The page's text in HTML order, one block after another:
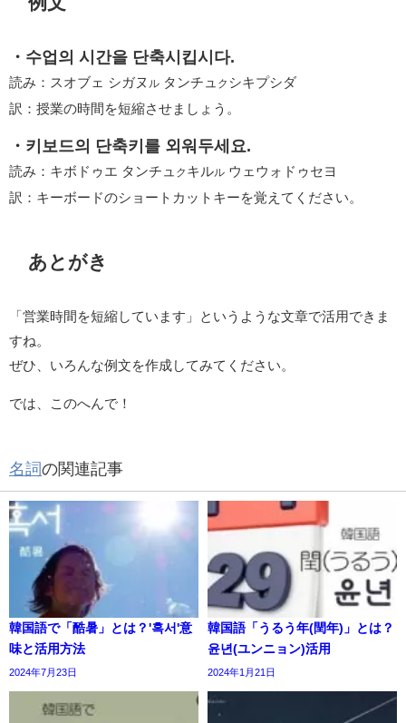
・수업의 시간을 단축시킵시다.
読み：スオブェ シガヌ ル タンチュ ク シキプシダ
訳：授業の時間を短縮させましょう。
・키보드의 단축키를 외워두세요.
読み：キボドゥエ タンチュ ク キルル ウェウォドゥセヨ
訳：キーボードのショートカットキーを覚えてください。
あとがき
「営業時間を短縮しています」というような文章で活用できま
すね。
ぜひ、いろんな例文を作成してみてください。
では、このへんで！
名詞の関連記事
韓国語で「酷暑」とは？'혹서'意
味と活用方法
2024年7月23日
韓国語「うるう年(閏年)」とは？
윤년(ユンニョン)活用
2024年1月21日